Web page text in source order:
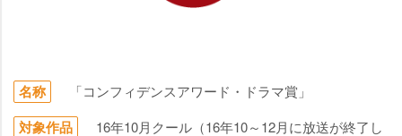
名称 「コンフィデンスアワード・ドラマ賞」
対象作品
16年10月クール（16年10～12月に放送が終了し